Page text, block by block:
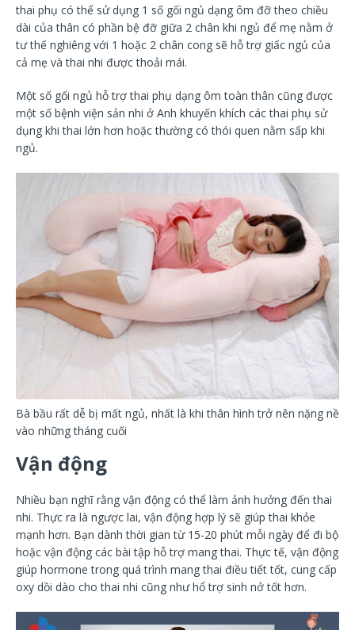
thai phụ có thể sử dụng 1 số gối ngủ dạng ôm đỡ theo chiều
dài của thân có phần bệ đỡ giữa 2 chân khi ngủ để mẹ nằm ở
tư thế nghiêng với 1 hoặc 2 chân cong sẽ hỗ trợ giấc ngủ của
cả mẹ và thai nhi được thoải mái.
Một số gối ngủ hỗ trợ thai phụ dạng ôm toàn thân cũng được
một số bệnh viện sản nhi ở Anh khuyến khích các thai phụ sử
dụng khi thai lớn hơn hoặc thường có thói quen nằm sấp khi
ngủ.
Bà bầu rất dễ bị mất ngủ, nhất là khi thân hình trở nên nặng nề
vào những tháng cuối
Vận động
Nhiều bạn nghĩ rằng vận động có thể làm ảnh hưởng đến thai
nhi. Thực ra là ngược lai, vận động hợp lý sẽ giúp thai khỏe
mạnh hơn. Bạn dành thời gian từ 15-20 phút mỗi ngày để đi bộ
hoặc vận động các bài tập hỗ trợ mang thai. Thực tế, vận động
giúp hormone trong quá trình mang thai điều tiết tốt, cung cấp
oxy dồi dào cho thai nhi cũng như hổ trợ sinh nở tốt hơn.